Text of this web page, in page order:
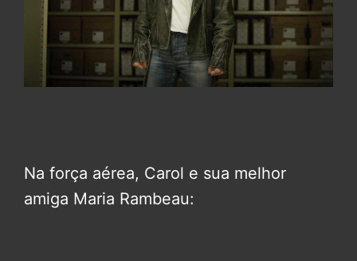
Na força aérea, Carol e sua melhor
amiga Maria Rambeau: